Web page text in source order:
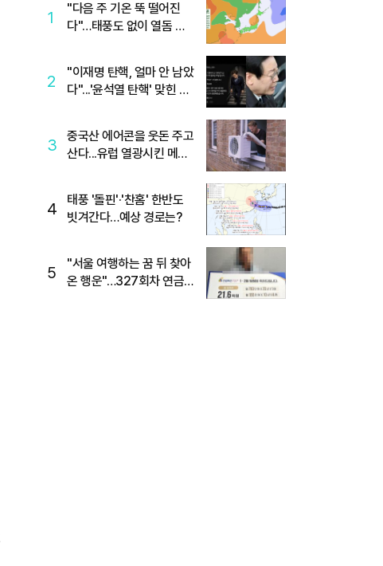
1
"다음 주 기온 뚝 떨어진
다"…태풍도 없이 열돔 박
2
"이재명 탄핵, 얼마 안 남았
다"...'윤석열 탄핵' 맞힌 무
3
중국산 에어콘을 웃돈 주고
산다...유럽 열광시킨 메이
4
태풍 '돌핀'·'찬홈' 한반도
빗겨간다…예상 경로는?
5
"서울 여행하는 꿈 뒤 찾아
온 행운"…327회차 연금